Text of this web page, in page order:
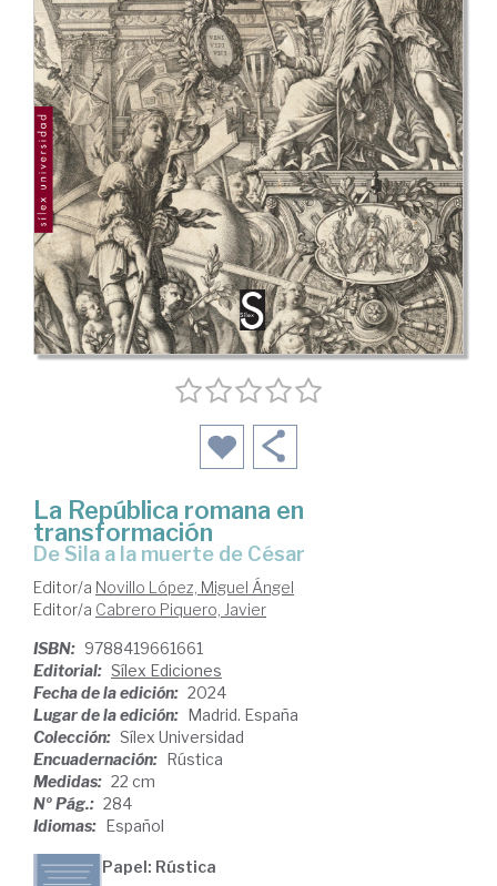
La República romana en
transformación
de Sila a la muerte de César
Editor/a Novillo López, Miguel Ángel
Editor/a Cabrero Piquero, Javier
ISBN: 9788419661661
Editorial: Sílex Ediciones
Fecha de la edición: 2024
Lugar de la edición: Madrid. España
Colección: Sílex Universidad
Encuadernación: Rústica
Medidas: 22 cm
Nº Pág.: 284
Idiomas: Español
Papel: Rústica